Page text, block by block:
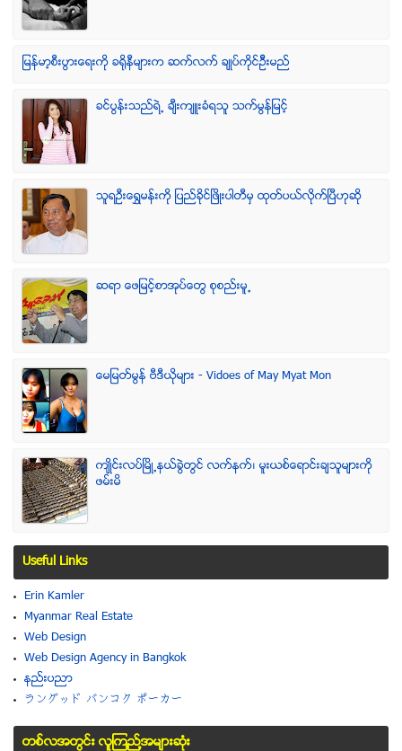
ျမန္မာ့စီးပြားေရးကို ခရိုနီမ်ားက ဆက္လက္ ခ်ဳပ္ကိုင္ဥိီးမည္
ခင္ပြန္းသည္ရဲ႕ ခ်ီးက်ဴးခံရသူ သက္မြန္ျမင့္
သူရဦးေရႊမန္းကို ျပည္ခိုင္ျဖိဳးပါတီမွ ထုတ္ပယ္လိုက္ျပီဟုဆို
ဆရာ ေဖျမင့္စာအုပ္ေတြ စုစည္းမူ႕
ေမျမတ္မြန္ ဗီဒီယုိမ်ား - Vidoes of May Myat Mon
က်ဳိင္းလပ္ၿမိဳ႕နယ္ခြဲတြင္ လက္နက္၊ မူးယစ္ေရာင္းခ်သူမ်ားကို
ဖမ္းမိ
Useful Links
Erin Kamler
Myanmar Real Estate
Web Design
Web Design Agency in Bangkok
နည္းပညာ
ラングッド バンコク ポーカー
တစ္လအတြင္း လူၾကည္႔အမ်ားဆံုး